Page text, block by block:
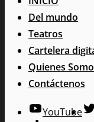
Del mundo
Teatros
Cartelera
Quienes
Contáctenos
YouTube